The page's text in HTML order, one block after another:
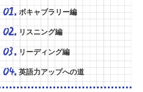
ボキャブラリー編
リスニング編
リーディング編
英語力アップへの道